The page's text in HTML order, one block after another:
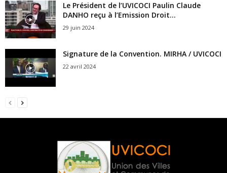
Le Président de l’UVICOCI Paulin Claude
DANHO reçu à l’Emission Droit...
29 juin 2024
Signature de la Convention. MIRHA / UVICOCI
22 avril 2024